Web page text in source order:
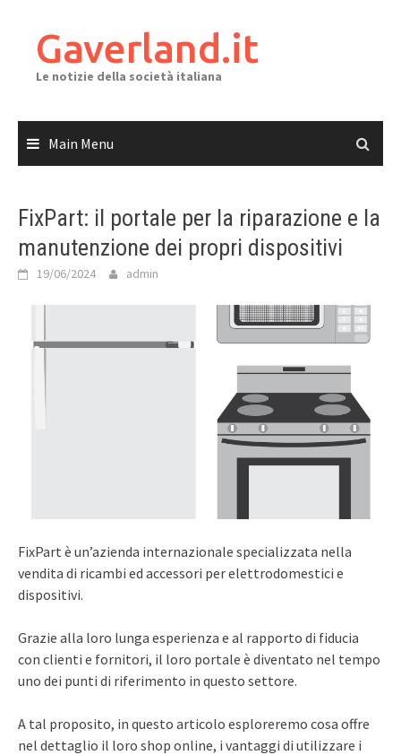
contentGaverland.it
Le notizie della società italiana
Main Menu
FixPart: il portale per la riparazione e la
manutenzione dei propri dispositivi
19/06/2024 admin
FixPart è un’azienda internazionale specializzata nella
vendita di ricambi ed accessori per elettrodomestici e
dispositivi.
Grazie alla loro lunga esperienza e al rapporto di fiducia
con clienti e fornitori, il loro portale è diventato nel tempo
uno dei punti di riferimento in questo settore.
A tal proposito, in questo articolo esploreremo cosa offre
nel dettaglio il loro shop online, i vantaggi di utilizzare i